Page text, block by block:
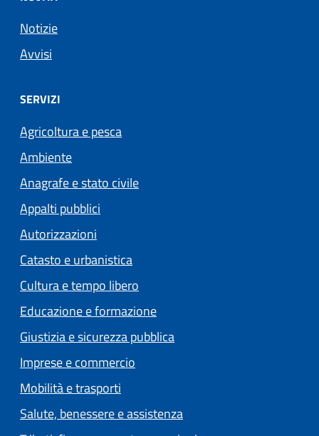
Notizie
Avvisi
SERVIZI
Agricoltura e pesca
Ambiente
Anagrafe e stato civile
Appalti pubblici
Autorizzazioni
Catasto e urbanistica
Cultura e tempo libero
Educazione e formazione
Giustizia e sicurezza pubblica
Imprese e commercio
Mobilità e trasporti
Salute, benessere e assistenza